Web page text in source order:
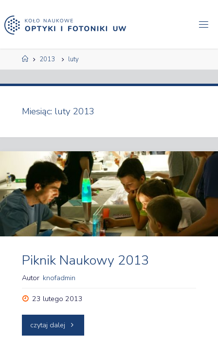
do
treści
Strona
główna
2013 luty
Miesiąc: luty 2013
Piknik Naukowy 2013
Autor knofadmin
23 lutego 2013
czytaj dalej "Piknik